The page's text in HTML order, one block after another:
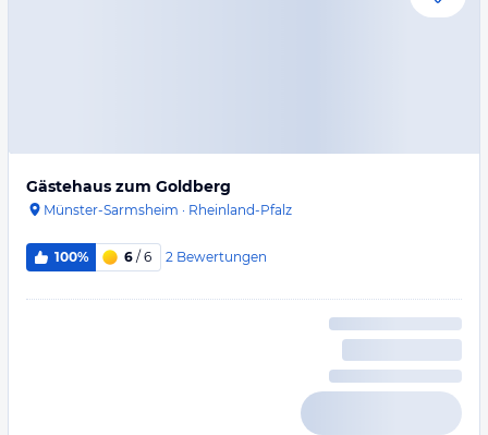
Gästehaus zum Goldberg
Münster-Sarmsheim · Rheinland-Pfalz
100% 6 / 6 2 Bewertungen